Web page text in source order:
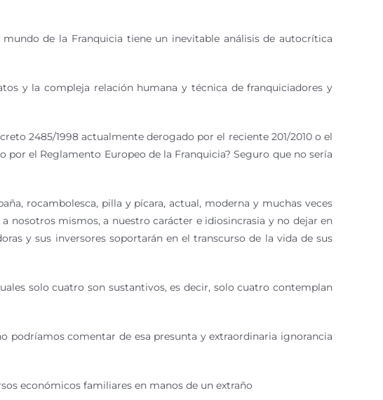
de la Franquicia tiene un inevitable análisis de autocrítica
y la compleja relación humana y técnica de franquiciadores y
2485/1998 actualmente derogado por el reciente 201/2010 o el
el Reglamento Europeo de la Franquicia? Seguro que no sería
rocambolesca, pilla y pícara, actual, moderna y muchas veces
nosotros mismos, a nuestro carácter e idiosincrasia y no dejar en
y sus inversores soportarán en el transcurso de la vida de sus
solo cuatro son sustantivos, es decir, solo cuatro contemplan
podríamos comentar de esa presunta y extraordinaria ignorancia
económicos familiares en manos de un extraño